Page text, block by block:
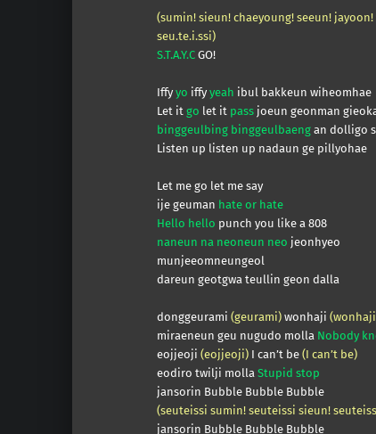
(sumin! sieun! chaeyoung! seeun! jayoon!
seu.te.i.ssi)
S.T.A.Y.CGO!
Iffy yo iffy yeah ibul bakkeun wiheomhae
Let it go let it passjoeun geonman
binggeulbing binggeulbaengan dolligo
Listen up listen up nadaun ge pillyohae
Let me go let me say
ije geuman hate or hate
Hello hello punch you like a 808
naneun na neoneun neo jeonhyeo
munjeeomneungeol
dareun geotgwa teullin geon dalla
donggeurami (geurami)wonhaji
miraeneun geu nugudo molla Nobody
eojjeoji (eojjeoji)I can’t be (I can’t be)
eodiro twilji molla Stupid stop
jansorin Bubble Bubble Bubble
(seuteissi sumin! seuteissi sieun!
jansorin Bubble Bubble Bubble